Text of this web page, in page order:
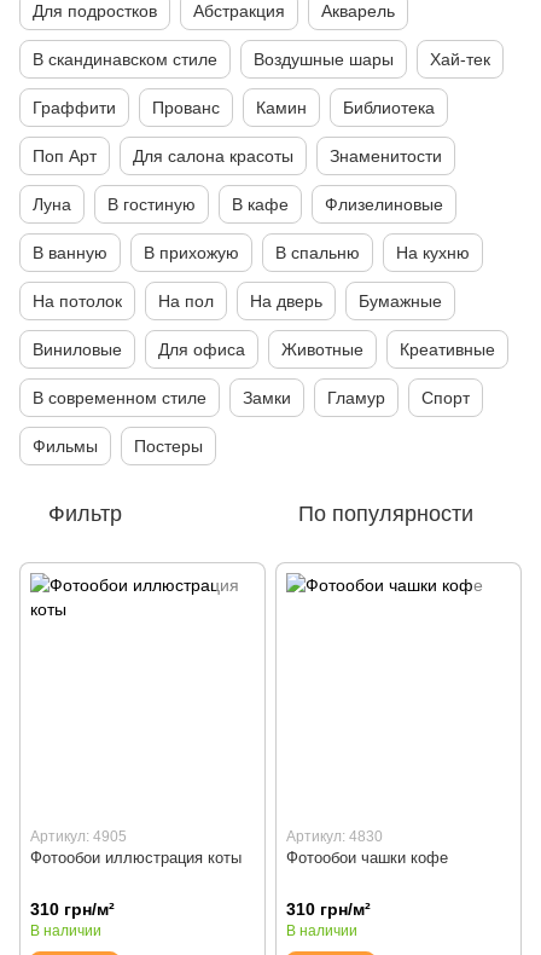
Для подростков Абстракция Акварель
В скандинавском стиле Воздушные шары Хай-тек
Граффити Прованс Камин Библиотека
Поп Арт Для салона красоты Знаменитости
Луна В гостиную В кафе Флизелиновые
В ванную В прихожую В спальню На кухню
На потолок На пол На дверь Бумажные
Виниловые Для офиса Животные Креативные
В современном стиле Замки Гламур Спорт
Фильмы Постеры
Фильтр По популярности
Артикул: 4905
Фотообои иллюстрация коты
310 грн/м²
В наличии
Артикул: 4830
Фотообои чашки кофе
310 грн/м²
В наличии